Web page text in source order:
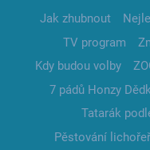
Jak zhubnout
TV program
Kdy budou volby
7 pádů Honzy
Tatarák
Pěstování